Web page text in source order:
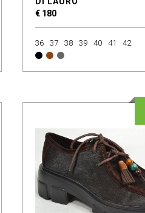
€ 180
36 37 38 39 40 41 42